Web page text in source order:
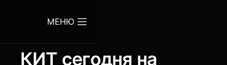
МЕНЮ
КИТ сегодня на